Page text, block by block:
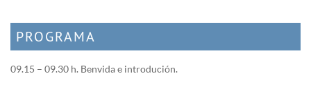
PROGRAMA
09.15 – 09.30 h. Benvida e introdución.